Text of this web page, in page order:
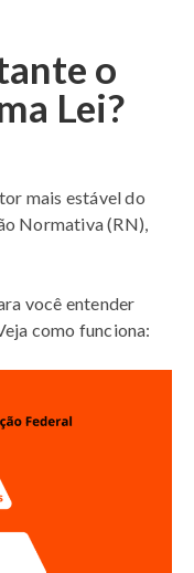
o
Lei?
mais estável do
Normativa (RN),
você entender
como funciona: